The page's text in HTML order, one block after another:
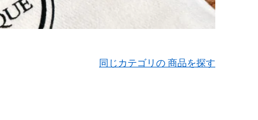
同じカテゴリの 商品を探す